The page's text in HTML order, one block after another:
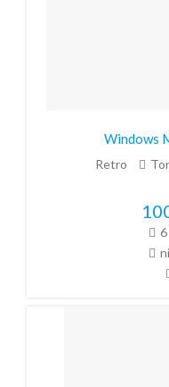
Windows
Retro